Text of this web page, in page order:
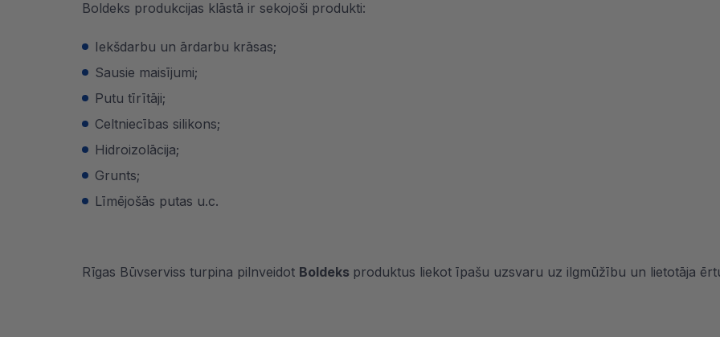
Boldeks produkcijas klāstā ir sekojoši produkti:
Iekšdarbu un ārdarbu krāsas;
Sausie maisījumi;
Putu tīrītāji;
Celtniecības silikons;
Hidroizolācija;
Grunts;
Līmējošās putas u.c.
Rīgas Būvserviss turpina pilnveidot Boldeks produktus liekot īpašu uzsvaru uz ilgmūžību un lietotāja